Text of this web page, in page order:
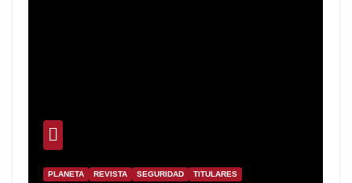
PLANETA REVISTA SEGURIDAD TITULARES